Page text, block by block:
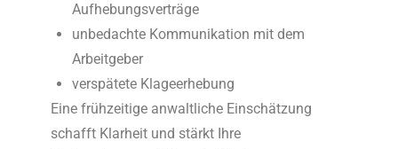
Aufhebungsverträge
unbedachte Kommunikation mit dem
Arbeitgeber
verspätete Klageerhebung
Eine frühzeitige anwaltliche Einschätzung
schafft Klarheit und stärkt Ihre